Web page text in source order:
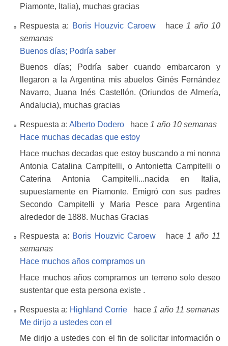
Piamonte, Italia), muchas gracias
Respuesta a: Boris Houzvic Caroew hace 1 año 10
semanas
Buenos días; Podría saber
Buenos días; Podría saber cuando embarcaron y
llegaron a la Argentina mis abuelos Ginés Fernández
Navarro, Juana Inés Castellón. (Oriundos de Almería,
Andalucia), muchas gracias
Respuesta a: Alberto Dodero hace 1 año 10 semanas
Hace muchas decadas que estoy
Hace muchas decadas que estoy buscando a mi nonna
Antonia Catalina Campitelli, o Antonietta Campitelli o
Caterina Antonia Campitelli...nacida en Italia,
supuestamente en Piamonte. Emigró con sus padres
Secondo Campitelli y Maria Pesce para Argentina
alrededor de 1888. Muchas Gracias
Respuesta a: Boris Houzvic Caroew hace 1 año 11
semanas
Hace muchos años compramos un
Hace muchos años compramos un terreno solo deseo
sustentar que esta persona existe .
Respuesta a: Highland Corrie hace 1 año 11 semanas
Me dirijo a ustedes con el
Me dirijo a ustedes con el fin de solicitar información o